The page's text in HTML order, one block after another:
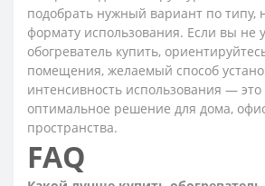
подобрать нужный вариант по типу,
формату использования. Если вы не
обогреватель купить,
помещения, желаемый способ
интенсивность использования —
оптимальное решение для дома,
пространства.
FAQ